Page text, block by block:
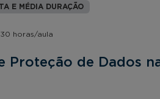
E MÉDIA DURAÇÃO
30 horas/aula
Proteção de Dados